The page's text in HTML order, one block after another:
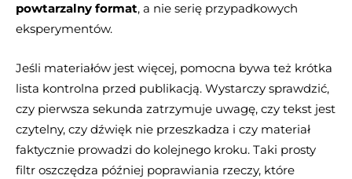
powtarzalny format, a nie serię przypadkowych
eksperymentów.
Jeśli materiałów jest więcej, pomocna bywa też krótka
lista kontrolna przed publikacją. Wystarczy sprawdzić,
czy pierwsza sekunda zatrzymuje uwagę, czy tekst jest
czytelny, czy dźwięk nie przeszkadza i czy materiał
faktycznie prowadzi do kolejnego kroku. Taki prosty
filtr oszczędza później poprawiania rzeczy, które